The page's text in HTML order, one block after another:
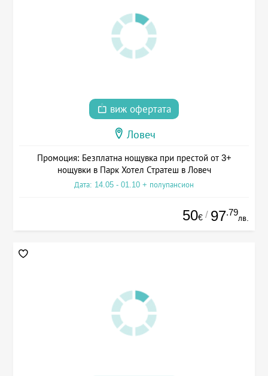
виж офертата
Ловеч
Промоция: Безплатна нощувка при престой от 3+
нощувки в Парк Хотел Стратеш в Ловеч
Дата: 14.05 - 01.10 + полупансион
50€ / 97.79
лв.